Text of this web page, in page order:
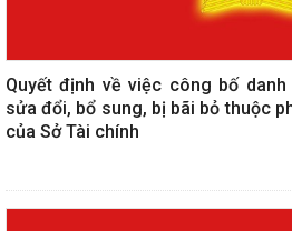
Quyết định về việc công bố
sửa đổi, bổ sung, bị bãi bỏ thuộc
của Sở Tài chính